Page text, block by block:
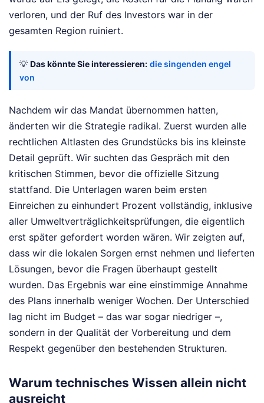
verloren, und der Ruf des Investors war in der
gesamten Region ruiniert.
💡 Das könnte Sie interessieren: die singenden engel
von
Nachdem wir das Mandat übernommen hatten,
änderten wir die Strategie radikal. Zuerst wurden alle
rechtlichen Altlasten des Grundstücks bis ins kleinste
Detail geprüft. Wir suchten das Gespräch mit den
kritischen Stimmen, bevor die offizielle Sitzung
stattfand. Die Unterlagen waren beim ersten
Einreichen zu einhundert Prozent vollständig, inklusive
aller Umweltverträglichkeitsprüfungen, die eigentlich
erst später gefordert worden wären. Wir zeigten auf,
dass wir die lokalen Sorgen ernst nehmen und lieferten
Lösungen, bevor die Fragen überhaupt gestellt
wurden. Das Ergebnis war eine einstimmige Annahme
des Plans innerhalb weniger Wochen. Der Unterschied
lag nicht im Budget – das war sogar niedriger –,
sondern in der Qualität der Vorbereitung und dem
Respekt gegenüber den bestehenden Strukturen.
Warum technisches Wissen allein nicht
ausreicht